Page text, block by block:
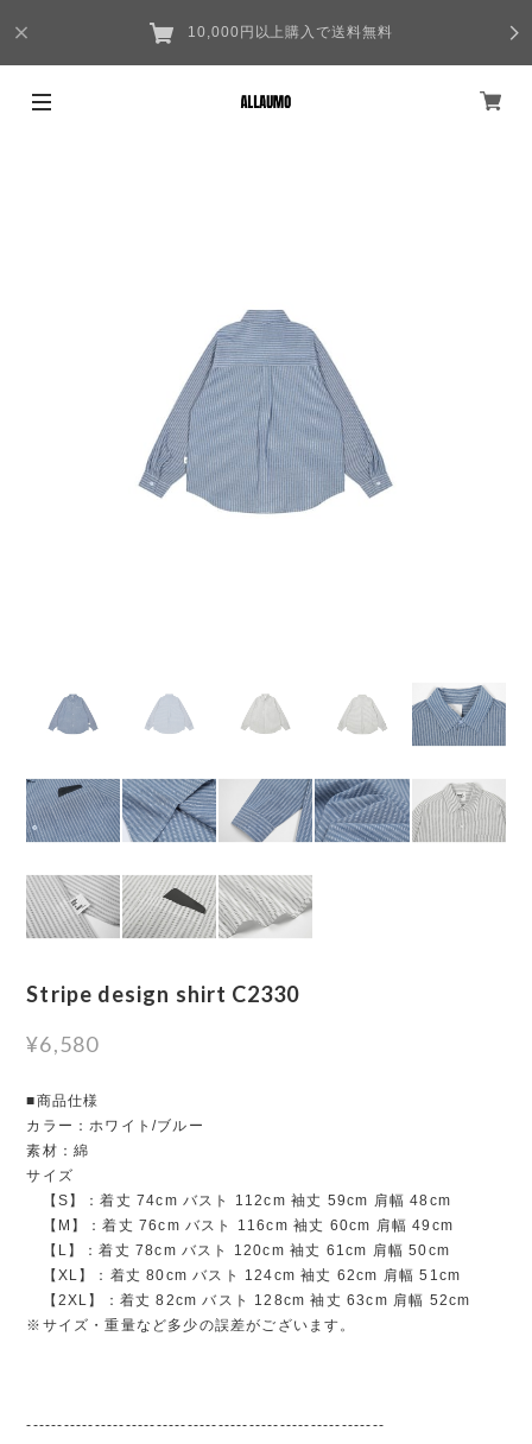
10,000円以上購入で送料無料
Stripe design shirt C2330
¥6,580
■商品仕様
カラー：ホワイト/ブルー
素材：綿
サイズ
【S】：着丈 74cm バスト 112cm 袖丈 59cm 肩幅 48cm
【M】：着丈 76cm バスト 116cm 袖丈 60cm 肩幅 49cm
【L】：着丈 78cm バスト 120cm 袖丈 61cm 肩幅 50cm
【XL】：着丈 80cm バスト 124cm 袖丈 62cm 肩幅 51cm
【2XL】：着丈 82cm バスト 128cm 袖丈 63cm 肩幅 52cm
※サイズ・重量など多少の誤差がございます。
----------------------------------------------------------